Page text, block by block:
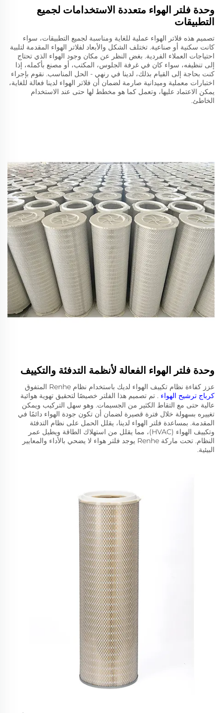
وحدة فلتر الهواء متعددة الاستخدامات لجميع
التطبيقات
تصميم هذه فلاتر الهواء عملية للغاية ومناسبة لجميع التطبيقات، سواء
كانت سكنية أو صناعية. تختلف الشكل والأبعاد لفلاتر الهواء المقدمة لتلبية
احتياجات العملاء الفردية. بغض النظر عن مكان وجود الهواء الذي تحتاج
إلى تنظيفه، سواء كان في غرفة الجلوس، المكتب، أو مصنع بأكمله، إذا
كنت بحاجة إلى القيام بذلك، لدينا في رنهي - الحل المناسب. نقوم بإجراء
اختبارات معملية وميدانية صارمة لضمان أن فلاتر الهواء لدينا فعالة للغاية،
يمكن الاعتماد عليها، وتعمل كما هو مخطط لها حتى عند الاستخدام
الخاطئ.
وحدة فلتر الهواء الفعالة لأنظمة التدفئة والتكييف
عزز كفاءة نظام تكييف الهواء لديك باستخدام نظام Renhe المتفوق
كرباج ترشيح الهواء . تم تصميم هذا الفلتر خصيصًا لتحقيق تهوية هوائية
عالية حتى مع التقاط الكثير من الجسيمات. وهو سهل التركيب ويمكن
تغييره بسهولة خلال فترة قصيرة لضمان أن تكون جودة الهواء دائمًا في
المقدمة. بمساعدة فلتر الهواء لدينا، يقلل الحمل على نظام التدفئة
وتكييف الهواء (HVAC)، مما يقلل من استهلاك الطاقة ويطيل عمر
النظام. تحت ماركة Renhe يوجد فلتر هواء لا يضحي بالأداء والمعايير
البيئية.